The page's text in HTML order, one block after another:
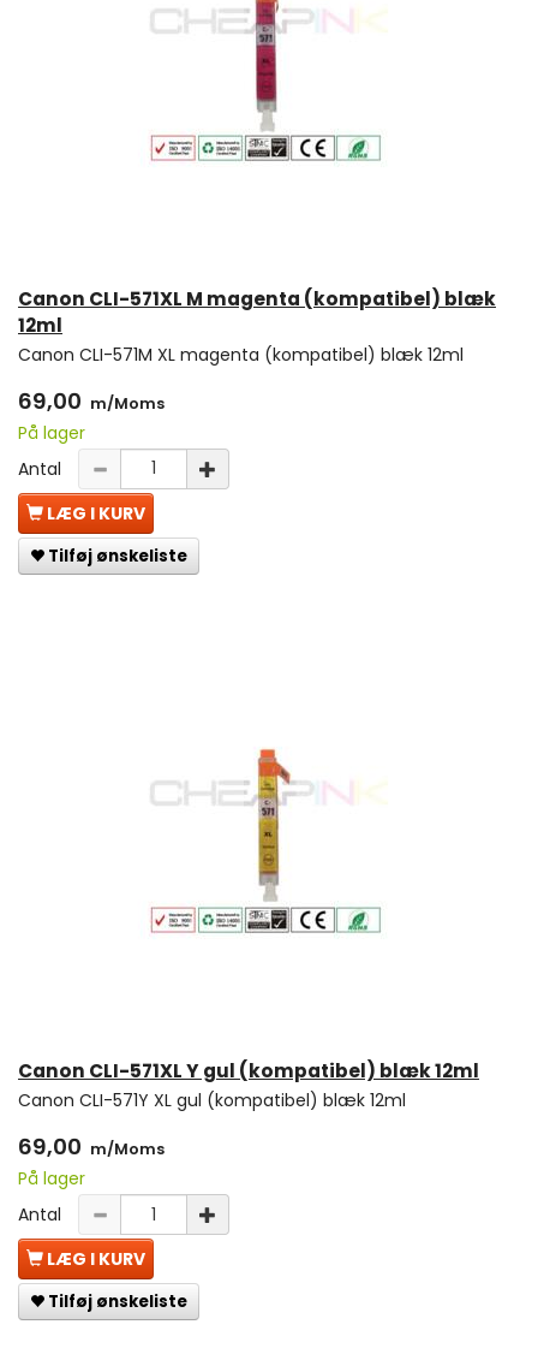
Canon CLI-571XL M magenta (kompatibel) blæk
12ml
Canon CLI-571M XL magenta (kompatibel) blæk 12ml
69,00 m/Moms
På lager
Antal
LÆG I KURV
Tilføj ønskeliste
Canon CLI-571XL Y gul (kompatibel) blæk 12ml
Canon CLI-571Y XL gul (kompatibel) blæk 12ml
69,00 m/Moms
På lager
Antal
LÆG I KURV
Tilføj ønskeliste